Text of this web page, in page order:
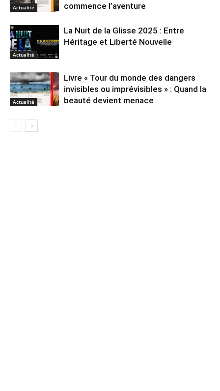
Actualité
commence l’aventure
Actualité
La Nuit de la Glisse 2025 : Entre
Héritage et Liberté Nouvelle
Actualité
Livre « Tour du monde des dangers
invisibles ou imprévisibles » : Quand la
beauté devient menace